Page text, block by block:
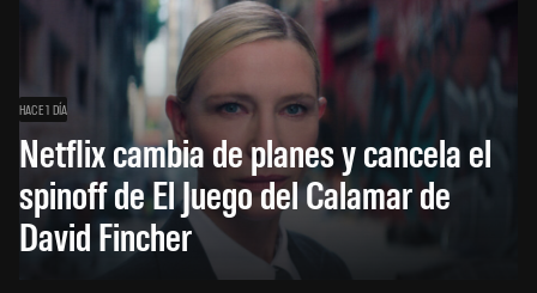
HACE 1 DÍA
Netflix cambia de planes y cancela el
spinoff de El Juego del Calamar de
David Fincher